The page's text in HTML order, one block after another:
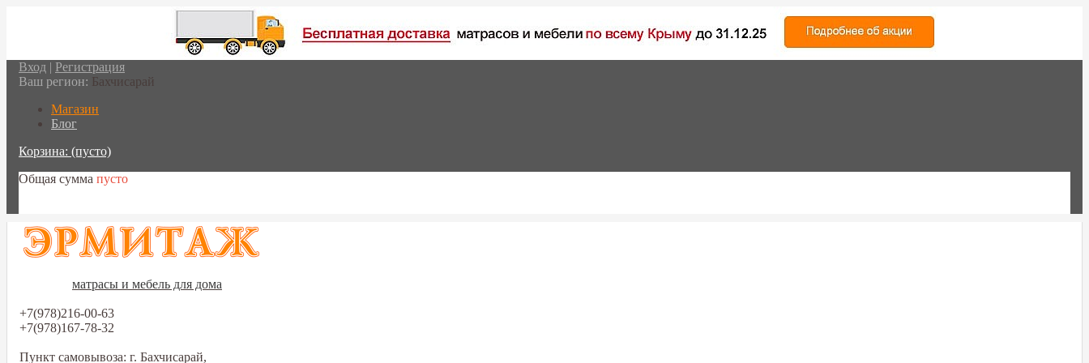
Вход | Регистрация
Ваш регион: Бахчисарай
Магазин
Блог
Корзина: (пусто)
Общая сумма пусто
матрасы и мебель для дома
+7(978)216-00-63
+7(978)167-78-32
Пункт самовывоза: г. Бахчисарай,